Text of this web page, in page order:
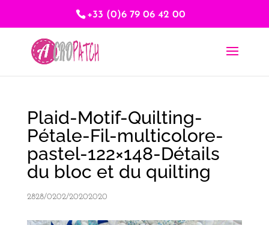
+33 (0)6 79 06 42 00
Plaid-Motif-Quilting-
Pétale-Fil-multicolore-
pastel-122×148-Détails
du bloc et du quilting
2828/0202/20202020